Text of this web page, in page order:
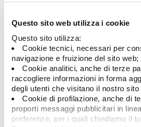
Questo sito web utilizza i cookie
Questo sito utilizza:
Cookie tecnici, necessari per
navigazione e fruizione del sito web;
Cookie analitici, anche di terze
raccogliere informazioni in forma
degli utenti che visitano il nostro
Cookie di profilazione, anche di
proporti messaggi pubblicitari in
preferenze, per i quali chiediamo il
Altre informazioni
Data di avvio